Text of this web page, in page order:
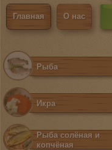
Главная О нас
Рыба
Икра
Рыба солёная и
копчёная